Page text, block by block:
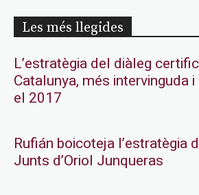
Les més llegides
L’estratègia del diàleg
Catalunya, més intervinguda
el 2017
Rufián boicoteja l’estratègia
Junts d’Oriol Junqueras